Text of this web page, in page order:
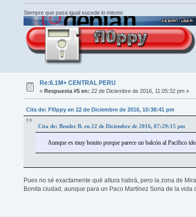
Siempre que pasa igual sucede lo mismo
Re:6.1M+ CENTRAL PERU
«Respuesta #5 en: 22 de Diciembre de 2016, 11:05:32 pm »
Cita de: Fl0ppy en 22 de Diciembre de 2016, 10:38:41 pm
Cita de: Bender B. en 22 de Diciembre de 2016, 07:29:15 pm
Aunque es muy bonito porque parece un balcón al Pacífico
Pues no sé exactamente qué altura habrá, pero la zona de
Bonita ciudad, aunque para un Paco Martínez Soria de la